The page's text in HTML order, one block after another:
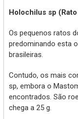
Holochilus sp
Os pequenos ratos
predominando esta
brasileiras.
Contudo, os mais
sp, embora o
encontrados. São
chega a 25 g.